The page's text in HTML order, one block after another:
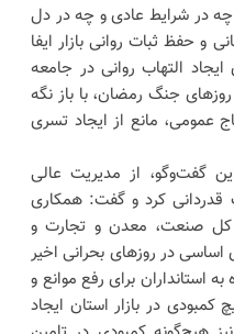
چه در شرایط عادی و چه در دل
حفظ ثبات روانی بازار ایفا
التهاب روانی در جامعه
جنگ رمضان، با باز نگه
عمومی، مانع از ایجاد تسری
گفت‌وگو، از مدیریت عالی
قدردانی کرد و گفت: همکاری
کل صنعت، معدن و تجارت و
اساسی در روزهای بحرانی اخیر
استانداران برای رفع موانع و
در بازار استان ایجاد